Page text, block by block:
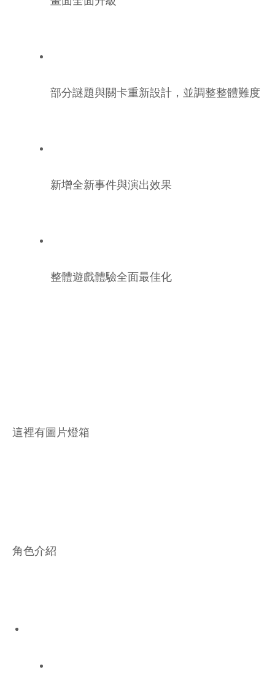
部分謎題與關卡重新設計，並調整整體難度
新增全新事件與演出效果
整體遊戲體驗全面最佳化
這裡有圖片燈箱
角色介紹